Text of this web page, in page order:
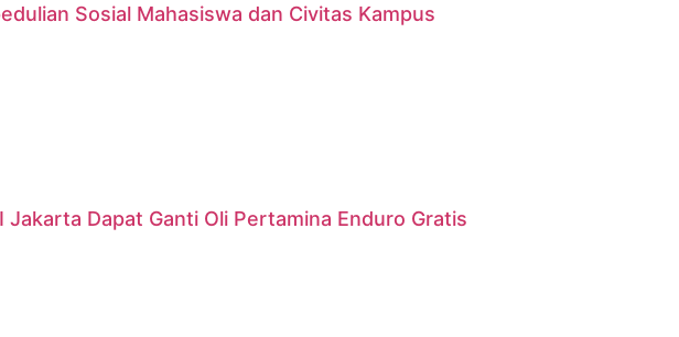
Sosial Mahasiswa dan Civitas Kampus
Dapat Ganti Oli Pertamina Enduro Gratis